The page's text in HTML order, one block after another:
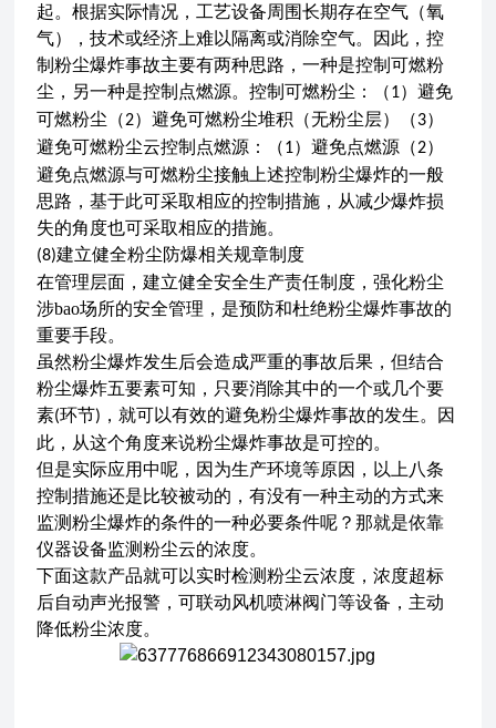
起。根据实际情况，工艺设备周围长期存在空气（氧
气），技术或经济上难以隔离或消除空气。因此，控
制粉尘爆炸事故主要有两种思路，一种是控制可燃粉
尘，另一种是控制点燃源。控制可燃粉尘：（1）避免
可燃粉尘（2）避免可燃粉尘堆积（无粉尘层）（3）
避免可燃粉尘云控制点燃源：（1）避免点燃源（2）
避免点燃源与可燃粉尘接触上述控制粉尘爆炸的一般
思路，基于此可采取相应的控制措施，从减少爆炸损
失的角度也可采取相应的措施。
(8)建立健全粉尘防爆相关规章制度
在管理层面，建立健全安全生产责任制度，强化粉尘
涉bao场所的安全管理，是预防和杜绝粉尘爆炸事故的
重要手段。
虽然粉尘爆炸发生后会造成严重的事故后果，但结合
粉尘爆炸五要素可知，只要消除其中的一个或几个要
素(环节) ，就可以有效的避免粉尘爆炸事故的发生。因
此，从这个角度来说粉尘爆炸事故是可控的。
但是实际应用中呢，因为生产环境等原因，以上八条
控制措施还是比较被动的，有没有一种主动的方式来
监测粉尘爆炸的条件的一种必要条件呢？那就是依靠
仪器设备监测粉尘云的浓度。
下面这款产品就可以实时检测粉尘云浓度，浓度超标
后自动声光报警，可联动风机喷淋阀门等设备，主动
降低粉尘浓度。